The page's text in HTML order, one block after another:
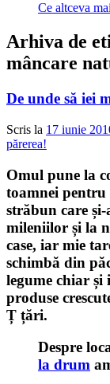
Ce altceva
Arhiva de
mâncare
De unde să iei
Scris la 17 iunie
părerea!
Omul pune la
toamnei pentru
străbun care
mileniilor și la
case, iar mie
schimbă din
legume chiar
produse
Ț țări.
Despre
la drum